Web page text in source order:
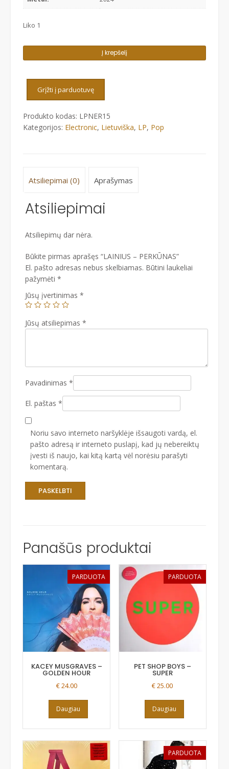
Liko 1
kiekis:
PERKŪNAS
Į krepšelį
Grįžti į parduotuvę
Produkto kodas: LPNER15
Kategorijos: Electronic, Lietuviška, LP, Pop
Atsiliepimai (0) Aprašymas
Atsiliepimai
Atsiliepimų dar nėra.
Būkite pirmas aprašęs “LAINIUS – PERKŪNAS”
El. pašto adresas nebus skelbiamas. Būtini laukeliai
pažymėti *
Jūsų įvertinimas *
Jūsų atsiliepimas *
Pavadinimas *
El. paštas *
Noriu savo interneto naršyklėje išsaugoti vardą, el.
pašto adresą ir interneto puslapį, kad jų nebereiktų
įvesti iš naujo, kai kitą kartą vėl norėsiu parašyti
komentarą.
Panašūs produktai
PARDUOTA
KACEY MUSGRAVES –
GOLDEN HOUR
€24.00
Daugiau
PARDUOTA
PET SHOP BOYS –
SUPER
€25.00
Daugiau
PARDUOTA